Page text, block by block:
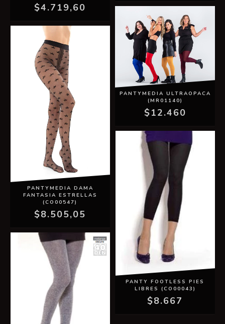
$4.719,60
PANTYMEDIA DAMA
FANTASIA ESTRELLAS
(CO00547)
$8.505,05
PANTYMEDIA ULTRAOPACA
(MR01140)
$12.460
PANTY FOOTLESS PIES
LIBRES (CO00043)
$8.667